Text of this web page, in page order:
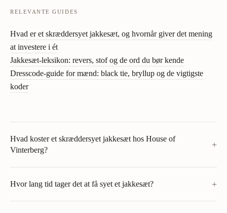
RELEVANTE GUIDES
Hvad er et skræddersyet jakkesæt, og hvornår giver det mening
at investere i ét
Jakkesæt-leksikon: revers, stof og de ord du bør kende
Dresscode-guide for mænd: black tie, bryllup og de vigtigste
koder
Hvad koster et skræddersyet jakkesæt hos House of
Vinterberg?
+
Hvor lang tid tager det at få syet et jakkesæt? +